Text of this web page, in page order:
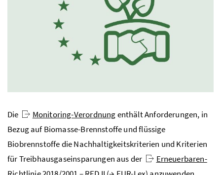
Die Monitoring-Verordnungenthält Anforderungen, in
Bezug auf Biomasse-Brennstoffe und flüssige
Biobrennstoffe die Nachhaltigkeitskriterien und Kriterien
für Treibhausgaseinsparungen aus der
Erneuerbaren-